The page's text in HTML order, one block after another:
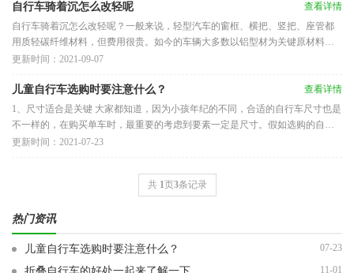
自行车骑着沉怎么改轻呢
查看详情
自行车骑着沉怎么改轻呢？一般来说，轻型汽车的窗框、横把、竖把、座管都
用质轻碳纤维材料，但费用很贵。如今的车辆大多数以铝型材为关键原材料，
净重早已非常轻了。终究山地
更新时间：2021-09-07
儿童自行车选购时要注意什么？
查看详情
1、尺寸适合是关键 大家都知道，因为小孩年纪的不同，合适的自行车尺寸也是
不一样的，在购买单车时，最重要的考虑到要素一定是尺寸。假如选购的自行
车尺寸过大或过小，小孩在
更新时间：2021-07-23
共 1页3条记录
热门资讯
儿童自行车选购时要注意什么？ 07-23
11-01